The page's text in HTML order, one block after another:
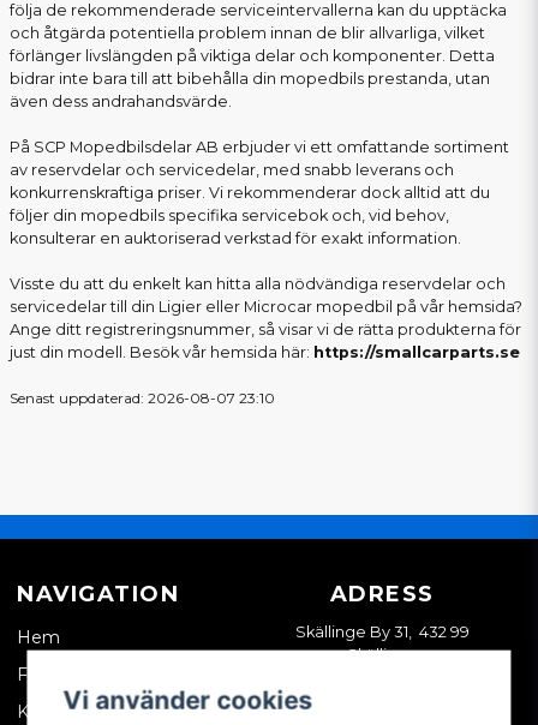
följa de rekommenderade serviceintervallerna kan du upptäcka
och åtgärda potentiella problem innan de blir allvarliga, vilket
förlänger livslängden på viktiga delar och komponenter. Detta
bidrar inte bara till att bibehålla din mopedbils prestanda, utan
även dess andrahandsvärde.
På SCP Mopedbilsdelar AB erbjuder vi ett omfattande sortiment
av reservdelar och servicedelar, med snabb leverans och
konkurrenskraftiga priser. Vi rekommenderar dock alltid att du
följer din mopedbils specifika servicebok och, vid behov,
konsulterar en auktoriserad verkstad för exakt information.
Visste du att du enkelt kan hitta alla nödvändiga reservdelar och
servicedelar till din Ligier eller Microcar mopedbil på vår hemsida?
Ange ditt registreringsnummer, så visar vi de rätta produkterna för
just din modell. Besök vår hemsida här: https://smallcarparts.se
Senast uppdaterad: 2026-08-07 23:10
NAVIGATION
Hem
Företagskund
Kontakta oss
ADRESS
Skällinge By 31, 432 99
Skällinge
Vi använder cookies